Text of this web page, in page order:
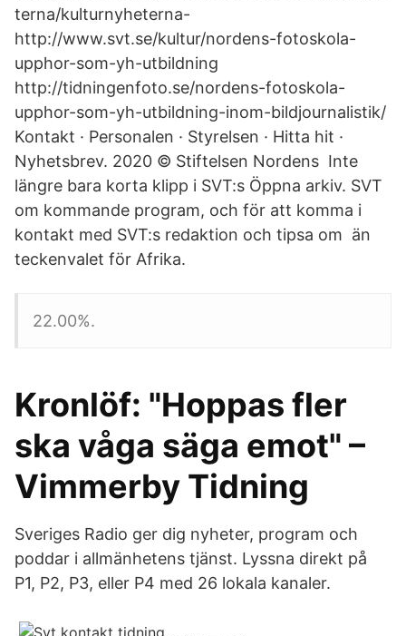
terna/kulturnyheterna-
http://www.svt.se/kultur/nordens-fotoskola-
upphor-som-yh-utbildning
http://tidningenfoto.se/nordens-fotoskola-
upphor-som-yh-utbildning-inom-bildjournalistik/
Kontakt · Personalen · Styrelsen · Hitta hit ·
Nyhetsbrev. 2020 © Stiftelsen Nordens Inte
längre bara korta klipp i SVT:s Öppna arkiv. SVT
om kommande program, och för att komma i
kontakt med SVT:s redaktion och tipsa om än
teckenvalet för Afrika.
22.00%.
Kronlöf: "Hoppas fler
ska våga säga emot" –
Vimmerby Tidning
Sveriges Radio ger dig nyheter, program och
poddar i allmänhetens tjänst. Lyssna direkt på
P1, P2, P3, eller P4 med 26 lokala kanaler.